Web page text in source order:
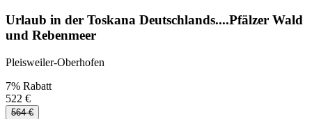
Urlaub in der Toskana Deutschlands....Pfälzer Wald
und Rebenmeer
Pleisweiler-Oberhofen
7% Rabatt
522 €
564 €